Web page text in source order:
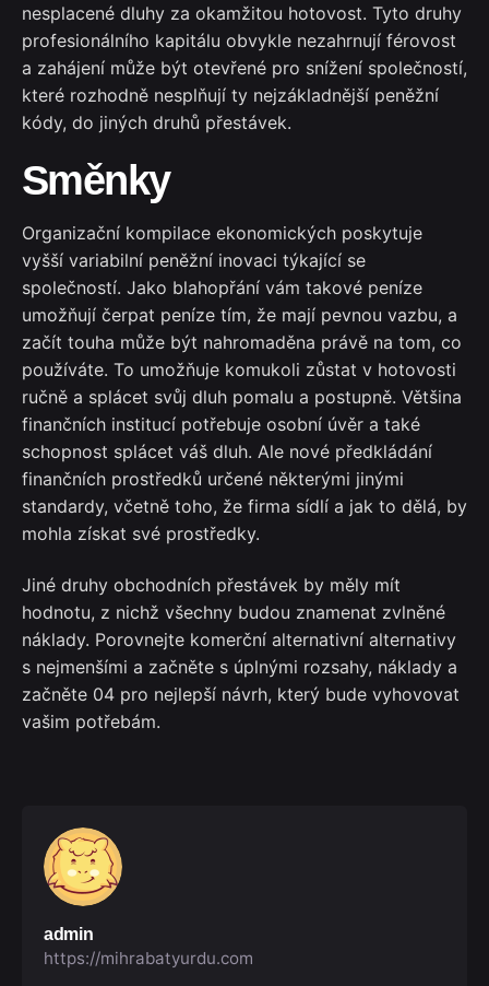
nesplacené dluhy za okamžitou hotovost. Tyto druhy
profesionálního kapitálu obvykle nezahrnují férovost
a zahájení může být otevřené pro snížení společností,
které rozhodně nesplňují ty nejzákladnější peněžní
kódy, do jiných druhů přestávek.
Směnky
Organizační kompilace ekonomických poskytuje
vyšší variabilní peněžní inovaci týkající se
společností. Jako blahopřání vám takové peníze
umožňují čerpat peníze tím, že mají pevnou vazbu, a
začít touha může být nahromaděna právě na tom, co
používáte. To umožňuje komukoli zůstat v hotovosti
ručně a splácet svůj dluh pomalu a postupně. Většina
finančních institucí potřebuje osobní úvěr a také
schopnost splácet váš dluh. Ale nové předkládání
finančních prostředků určené některými jinými
standardy, včetně toho, že firma sídlí a jak to dělá, by
mohla získat své prostředky.
Jiné druhy obchodních přestávek by měly mít
hodnotu, z nichž všechny budou znamenat zvlněné
náklady. Porovnejte komerční alternativní alternativy
s nejmenšími a začněte s úplnými rozsahy, náklady a
začněte 04 pro nejlepší návrh, který bude vyhovovat
vašim potřebám.
admin
https://mihrabatyurdu.com